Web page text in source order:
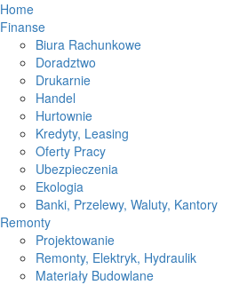
Home
Finanse
Biura Rachunkowe
Doradztwo
Drukarnie
Handel
Hurtownie
Kredyty, Leasing
Oferty Pracy
Ubezpieczenia
Ekologia
Banki, Przelewy, Waluty, Kantory
Remonty
Projektowanie
Remonty, Elektryk, Hydraulik
Materiały Budowlane